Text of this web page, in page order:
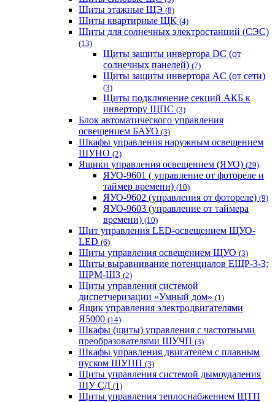
Щиты этажные ЩЭ (8)
Щиты квартирные ЩК (4)
Щиты для солнечных электростанций (СЭС)
(13)
Щиты защиты инвертора DC (от
солнечных панелей) (7)
Щиты защиты инвертора AC (от сети)
(3)
Щиты подключение секций АКБ к
инвертору ЩПС (3)
Блок автоматического управления
освещением БАУО (3)
Шкафы управления наружным освещением
ШУНО (2)
Ящики управления освещением (ЯУО) (29)
ЯУО-9601 ( управление от фотореле и
таймер времени) (10)
ЯУО-9602 (управления от фотореле) (9)
ЯУО-9603 (управление от таймера
времени) (10)
Щит управления LED-освещением ЩУО-
LED (6)
Щиты управления освещением ЩУО (3)
Щиты выравнивание потенциалов ЕЩР-3-3;
ЩРМ-ШЗ (2)
Щиты управления системой
диспетчеризации «Умный дом» (1)
Ящик управления электродвигателями
Я5000 (14)
Шкафы (щиты) управления с частотными
преобразователями ШУЧП (3)
Шкафы управления двигателем с плавным
пуском ШУПП (3)
Щиты управления системой дымоудаления
ЩУ СД (1)
Щиты управления теплоснабжением ЩТП